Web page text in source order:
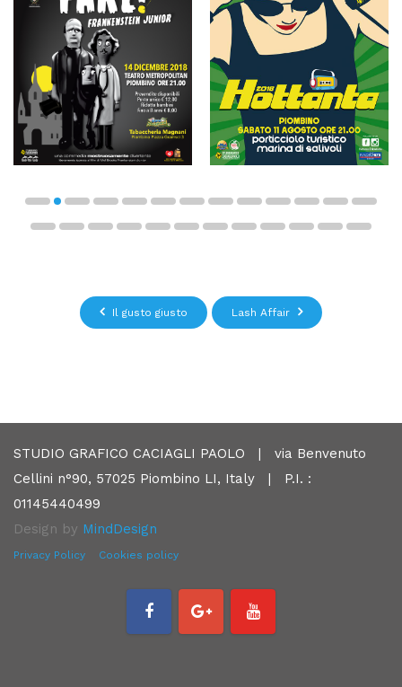
Il gusto giusto Lash Affair
STUDIO GRAFICO CACIAGLI PAOLO | via Benvenuto
Cellini n°90, 57025 Piombino LI, Italy | P.I. :
01145440499
Design by MindDesign
Privacy Policy Cookies policy